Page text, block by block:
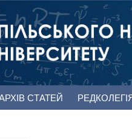
СТАТЕЙ